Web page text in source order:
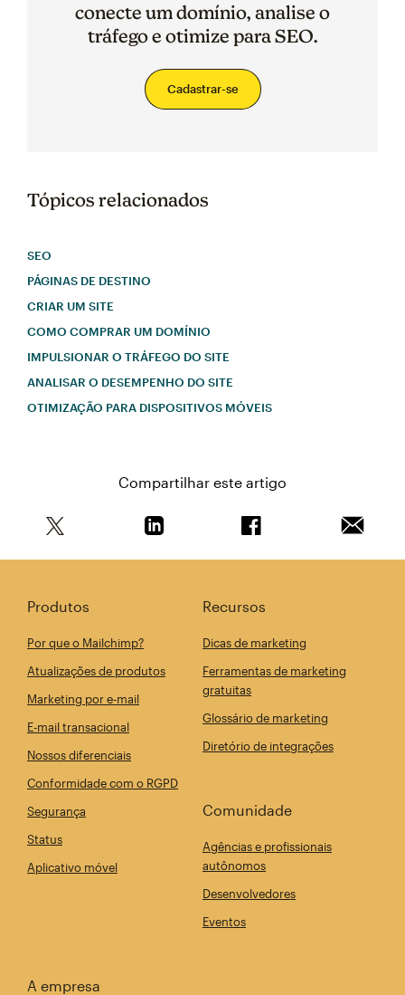
conecte um domínio, analise o
tráfego e otimize para SEO.
Cadastrar-se
Tópicos relacionados
SEO
PÁGINAS DE DESTINO
CRIAR UM SITE
COMO COMPRAR UM DOMÍNIO
IMPULSIONAR O TRÁFEGO DO SITE
ANALISAR O DESEMPENHO DO SITE
OTIMIZAÇÃO PARA DISPOSITIVOS MÓVEIS
Compartilhar este artigo
Produtos
Por que o Mailchimp?
Atualizações de produtos
Marketing por e-mail
E-mail transacional
Nossos diferenciais
Conformidade com o RGPD
Segurança
Status
Aplicativo móvel
Recursos
Dicas de marketing
Ferramentas de marketing
gratuitas
Glossário de marketing
Diretório de integrações
Comunidade
Agências e profissionais
autônomos
Desenvolvedores
Eventos
A empresa